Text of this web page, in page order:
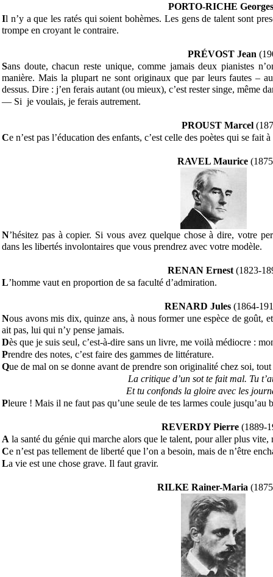
PORTO-RICHE Georges
Il n’y a que les ratés qui soient bohèmes. Les gens de talent sont
trompe en croyant le contraire.
PRÉVOST Jean
Sans doute, chacun reste unique, comme jamais deux pianistes
manière. Mais la plupart ne sont originaux que par leurs fautes –
dessus. Dire : j’en ferais autant (ou mieux), c’est rester singe, même
— Si je voulais, je ferais autrement.
PROUST Marcel
Ce n’est pas l’éducation des enfants, c’est celle des poètes qui se fait
RAVEL Maurice
N’hésitez pas à copier. Si vous avez quelque chose à dire, votre
dans les libertés involontaires que vous prendrez avec votre modèle.
RENAN Ernest(1823-
L’homme vaut en proportion de sa faculté d’admiration.
RENARD Jules (1864-
Nous avons mis dix, quinze ans, à nous former une espèce de goût,
ait pas, lui qui n’y pense jamais.
Dès que je suis seul, c’est-à-dire sans un livre, me voilà médiocre :
Prendre des notes, c’est faire des gammes de littérature.
Que de mal on se donne avant de prendre son originalité chez soi,
La critique d’un sot te fait mal. Tu
Et tu confonds la gloire avec les
Pleure ! Mais il ne faut pas qu’une seule de tes larmes coule jusqu’au
REVERDY Pierre (1889-
A la santé du génie qui marche alors que le talent, pour aller plus vite,
Ce n’est pas tellement de liberté que l’on a besoin, mais de n’être
La vie est une chose grave. Il faut gravir.
RILKE Rainer-Maria